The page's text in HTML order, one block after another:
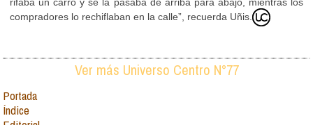
compradores lo rechiflaban en la calle”, recuerda Uñis.
Ver más Universo Centro N°77
Portada
Índice